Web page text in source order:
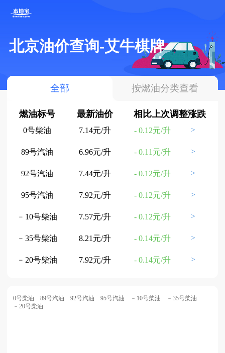
北京油价查询-艾牛棋牌
全部 按燃油分类查看
燃油标号 最新油价 相比上次调整涨跌
0号柴油 7.14元/升 - 0.12元/升 >
89号汽油 6.96元/升 - 0.11元/升 >
92号汽油 7.44元/升 - 0.12元/升 >
95号汽油 7.92元/升 - 0.12元/升 >
﹣10号柴油 7.57元/升 - 0.12元/升 >
﹣35号柴油 8.21元/升 - 0.14元/升 >
﹣20号柴油 7.92元/升 - 0.14元/升 >
0号柴油 89号汽油 92号汽油 95号汽油 ﹣10号柴油
﹣35号柴油
﹣20号柴油